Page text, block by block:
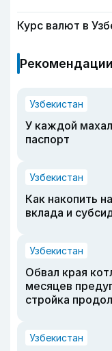
Курс валют в
Рекомендации
Узбекистан
У каждой
паспорт
Узбекистан
Как накопить
вклада и
Узбекистан
Обвал края
месяцев
стройка
Узбекистан